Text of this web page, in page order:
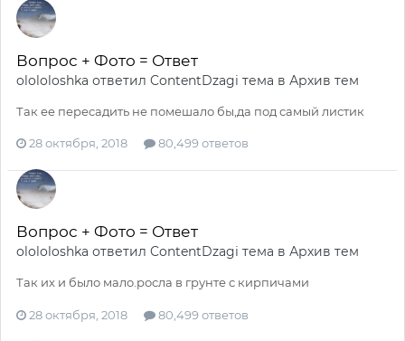
Вопрос + Фото = Ответ
olololoshka ответил ContentDzagi тема в Архив тем
Так ее пересадить не помешало бы,да под самый листик
28 октября, 2018 80,499 ответов
Вопрос + Фото = Ответ
olololoshka ответил ContentDzagi тема в Архив тем
Так их и было мало.росла в грунте с кирпичами
28 октября, 2018 80,499 ответов